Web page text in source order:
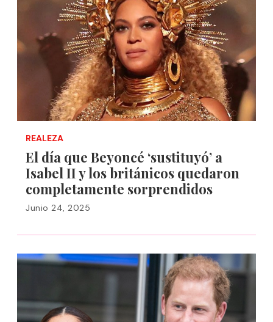
REALEZA
El día que Beyoncé ‘sustituyó’ a
Isabel II y los británicos quedaron
completamente sorprendidos
Junio 24, 2025